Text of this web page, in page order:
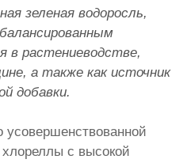
зеленая водоросль,
в растениеводстве,
а также как источник
добавки.
усовершенствованной
с высокой